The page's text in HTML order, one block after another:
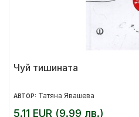
Чуй тишината
АВТОР: Татяна Явашева
5.11 EUR (9.99 лв.)